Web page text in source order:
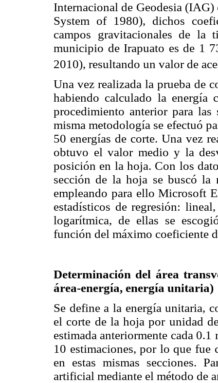
Internacional de Geodesia (IAG)
System of 1980), dichos
campos gravitacionales de
municipio de Irapuato es de 1
2010), resultando un valor de
Una vez realizada la prueba de
habiendo calculado la
procedimiento anterior para
misma metodología se efectuó
50 energías de corte. Una vez
obtuvo el valor medio y la
posición en la hoja. Con los
sección de la hoja se buscó la
empleando para ello Microsoft
estadísticos de regresión:
logarítmica, de ellas se
función del máximo coeficiente
Determinación del área
área-energía, energía unitaria)
Se define a la energía unitaria,
el corte de la hoja por unidad
estimada anteriormente cada
10 estimaciones, por lo que fue
en estas mismas secciones.
artificial mediante el método de